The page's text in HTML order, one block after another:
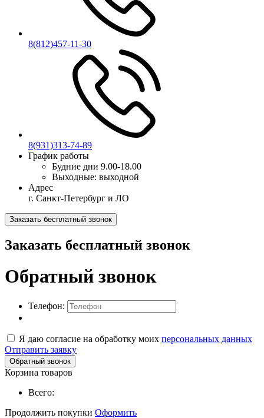
8(812)457-11-30
8(931)313-74-89
График работы
Будние дни 9.00-18.00
Выходные: выходной
Адрес
г. Санкт-Петербург и ЛО
Заказать бесплатный звонок
Заказать бесплатный звонок
Обратный звонок
Телефон:
Я даю согласие на обработку моих персональных данных
Отправить заявку
Обратный звонок
Корзина товаров
Всего:
Продолжить покупки Оформить